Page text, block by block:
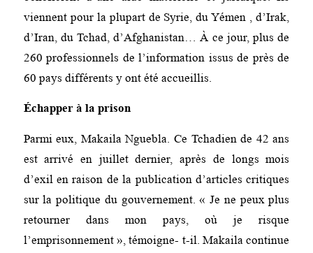
viennent pour la plupart de Syrie, du Yémen , d’Irak,
d’Iran, du Tchad, d’Afghanistan… À ce jour, plus de
260 professionnels de l’information issus de près de
60 pays différents y ont été accueillis.
Échapper à la prison
Parmi eux, Makaila Nguebla. Ce Tchadien de 42 ans
est arrivé en juillet dernier, après de longs mois
d’exil en raison de la publication d’articles critiques
sur la politique du gouvernement.« Je ne peux plus
retourner dans mon pays, où je risque
l’emprisonnement », témoigne- t-il. Makaila continue